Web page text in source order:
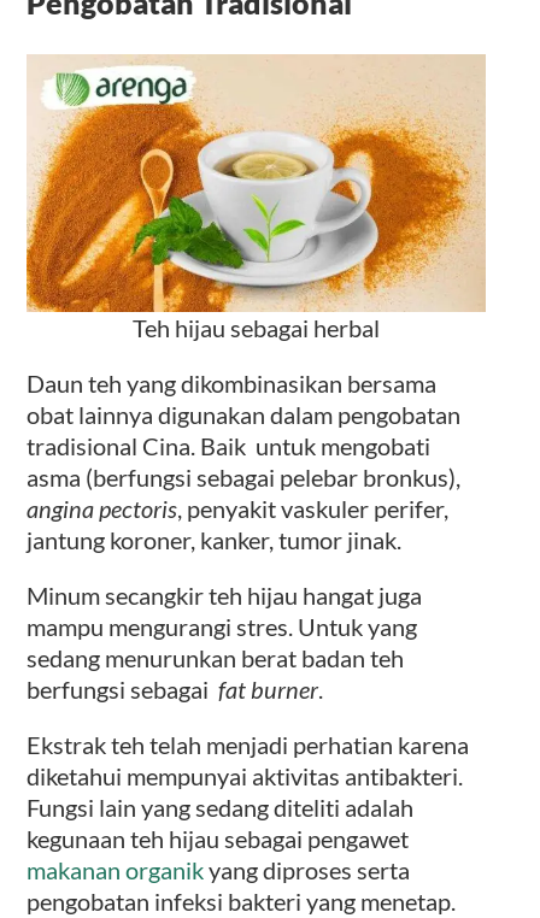
Teh hijau sebagai herbal
Daun teh yang dikombinasikan bersama
obat lainnya digunakan dalam pengobatan
tradisional Cina. Baik untuk mengobati
asma (berfungsi sebagai pelebar bronkus),
angina pectoris, penyakit vaskuler perifer,
jantung koroner, kanker, tumor jinak.
Minum secangkir teh hijau hangat juga
mampu mengurangi stres. Untuk yang
sedang menurunkan berat badan teh
berfungsi sebagai fat burner.
Ekstrak teh telah menjadi perhatian karena
diketahui mempunyai aktivitas antibakteri.
Fungsi lain yang sedang diteliti adalah
kegunaan teh hijau sebagai pengawet
makanan organikyang diproses serta
pengobatan infeksi bakteri yang menetap.